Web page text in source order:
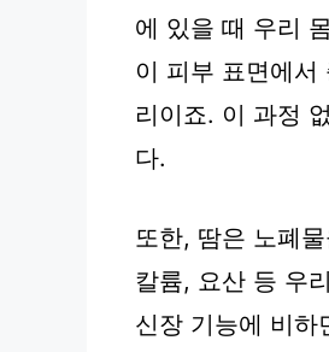
에 있을 때 우리
이 피부 표면에서
리이죠. 이 과정
다.
또한, 땀은 노폐
칼륨, 요산 등 우
신장 기능에 비하